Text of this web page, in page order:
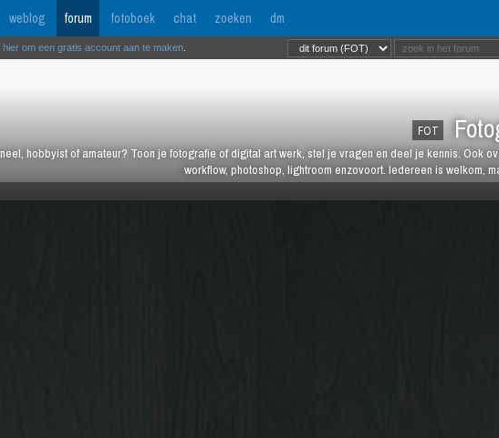
weblog forum fotoboek chat zoeken dm
FOT
hobbyist of amateur? Toon je fotografie of digital art werk, stel je vragen en deel je kennis. Ook
workflow, photoshop, lightroom enzovoort. Iedereen is welkom,
hier om een gratis account aan te maken